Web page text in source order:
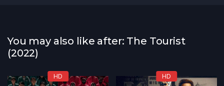
You may also like after: The Tourist
(2022)
HD HD